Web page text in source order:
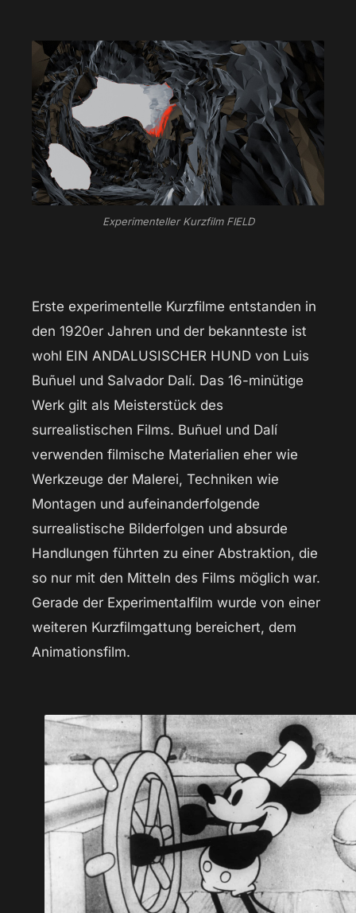
Experimenteller Kurzfilm FIELD
Erste experimentelle Kurzfilme entstanden in
den 1920er Jahren und der bekannteste ist
wohl EIN ANDALUSISCHER HUND von Luis
Buñuel und Salvador Dalí. Das 16-minütige
Werk gilt als Meisterstück des
surrealistischen Films. Buñuel und Dalí
verwenden filmische Materialien eher wie
Werkzeuge der Malerei, Techniken wie
Montagen und aufeinanderfolgende
surrealistische Bilderfolgen und absurde
Handlungen führten zu einer Abstraktion, die
so nur mit den Mitteln des Films möglich war.
Gerade der Experimentalfilm wurde von einer
weiteren Kurzfilmgattung bereichert, dem
Animationsfilm.